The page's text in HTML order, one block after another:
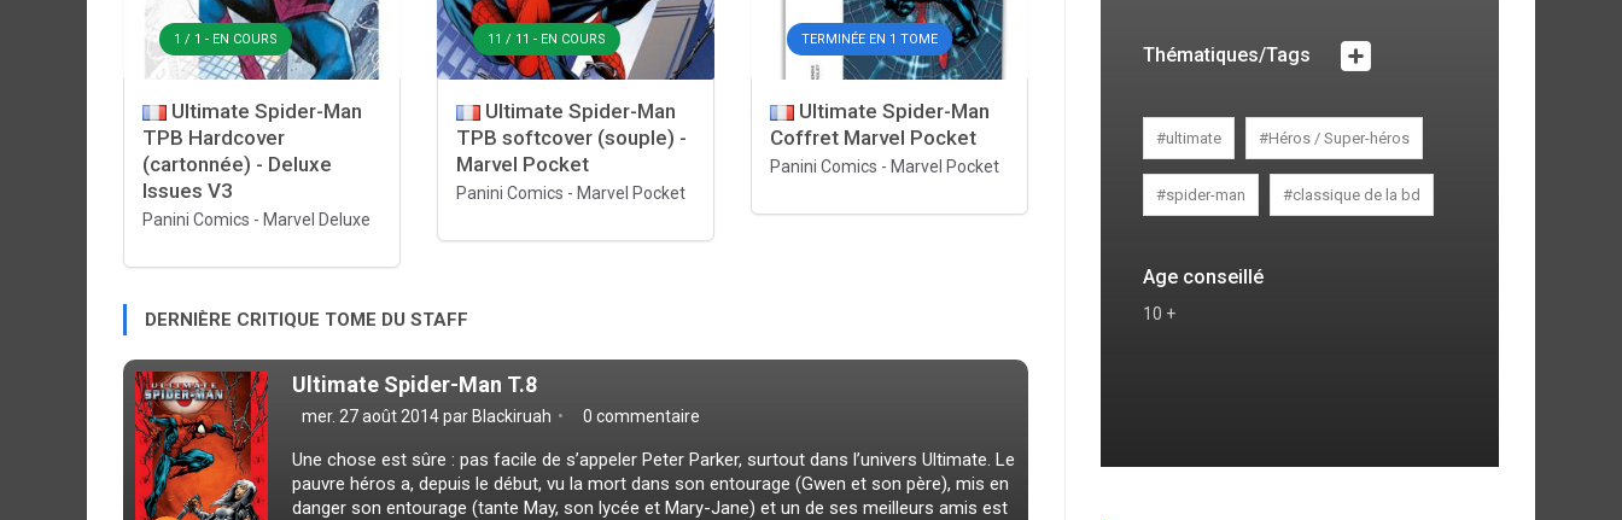
1 / 1 - EN COURS
Ultimate Spider-Man
TPB Hardcover
(cartonnée) - Deluxe
Issues V3
Panini Comics - Marvel Deluxe
11 / 11 - EN COURS
Ultimate Spider-Man
TPB softcover (souple) -
Marvel Pocket
Panini Comics - Marvel Pocket
TERMINÉE EN 1 TOME
Ultimate Spider-Man
Coffret Marvel Pocket
Panini Comics - Marvel Pocket
DERNIÈRE CRITIQUE TOME DU STAFF
Ultimate Spider-Man T.8
mer. 27 août 2014 par Blackiruah 0 commentaire
Une chose est sûre : pas facile de s’appeler Peter Parker, surtout dans l’univers Ultimate. Le
pauvre héros a, depuis le début, vu la mort dans son entourage (Gwen et son père), mis en
danger son entourage (tante May, son lycée et Mary-Jane) et un de ses meilleurs amis est
Thématiques/Tags
#ultimate #Héros / Super-héros
#spider-man #classique de la bd
Age conseillé
10 +